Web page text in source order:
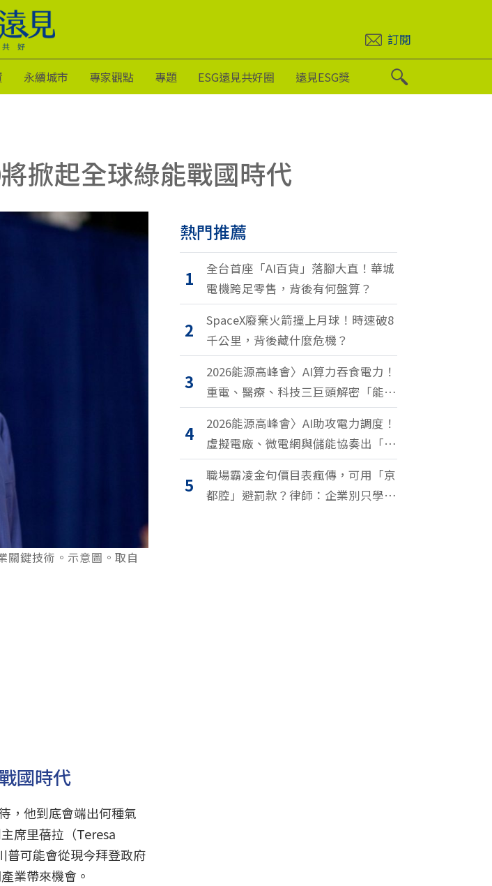
訂閱
永續城市 專家觀點 專題 ESG遠見共好圈 遠見ESG獎
掀起全球綠能戰國時代
關鍵技術。示意圖。取自
國時代
，他到底會端出何種氣
席里蓓拉（Teresa
普可能會從現今拜登政府
業帶來機會。
熱門推薦
1
全台首座「AI百貨」落腳大直！華城
電機跨足零售，背後有何盤算？
2
SpaceX廢棄火箭撞上月球！時速破8
千公里，背後藏什麼危機？
3
2026能源高峰會〉AI算力吞食電力！
重電、醫療、科技三巨頭解密「能源
轉型2.0」致勝關鍵
4
2026能源高峰會〉AI助攻電力調度！
虛擬電廠、微電網與儲能協奏出「能
源交響樂」
5
職場霸凌金句價目表瘋傳，可用「京
都腔」避罰款？律師：企業別只學安